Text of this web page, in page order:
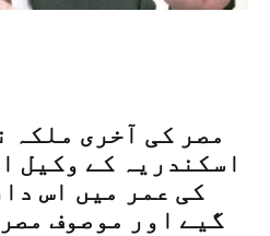
مصر کی آخری ملکہ
کی عمر میں اس
گیے اور موصوف